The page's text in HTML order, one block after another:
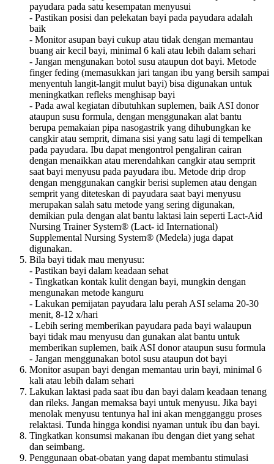
payudara pada satu kesempatan menyusui
- Pastikan posisi dan pelekatan bayi pada payudara adalah
baik
- Monitor asupan bayi cukup atau tidak dengan memantau
buang air kecil bayi, minimal 6 kali atau lebih dalam sehari
- Jangan mengunakan botol susu ataupun dot bayi. Metode
finger feding (memasukkan jari tangan ibu yang bersih sampai
menyentuh langit-langit mulut bayi) bisa digunakan untuk
meningkatkan refleks menghisap bayi
- Pada awal kegiatan dibutuhkan suplemen, baik ASI donor
ataupun susu formula, dengan menggunakan alat bantu
berupa pemakaian pipa nasogastrik yang dihubungkan ke
cangkir atau semprit, dimana sisi yang satu lagi di tempelkan
pada payudara. Ibu dapat mengontrol pengaliran cairan
dengan menaikkan atau merendahkan cangkir atau semprit
saat bayi menyusu pada payudara ibu. Metode drip drop
dengan menggunakan cangkir berisi suplemen atau dengan
semprit yang diteteskan di payudara saat bayi menyusu
merupakan salah satu metode yang sering digunakan,
demikian pula dengan alat bantu laktasi lain seperti Lact-Aid
Nursing Trainer System® (Lact- id International)
Supplemental Nursing System® (Medela) juga dapat
digunakan.
Bila bayi tidak mau menyusu:
- Pastikan bayi dalam keadaan sehat
- Tingkatkan kontak kulit dengan bayi, mungkin dengan
mengunakan metode kanguru
- Lakukan pemijatan payudara lalu perah ASI selama 20-30
menit, 8-12 x/hari
- Lebih sering memberikan payudara pada bayi walaupun
bayi tidak mau menyusu dan gunakan alat bantu untuk
memberikan suplemen, baik ASI donor ataupun susu formula
- Jangan menggunakan botol susu ataupun dot bayi
Monitor asupan bayi dengan memantau urin bayi, minimal 6
kali atau lebih dalam sehari
Lakukan laktasi pada saat ibu dan bayi dalam keadaan tenang
dan rileks. Jangan memaksa bayi untuk menyusu. Jika bayi
menolak menyusu tentunya hal ini akan mengganggu proses
relaktasi. Tunda hingga kondisi nyaman untuk ibu dan bayi.
Tingkatkan konsumsi makanan ibu dengan diet yang sehat
dan seimbang.
Penggunaan obat-obatan yang dapat membantu stimulasi